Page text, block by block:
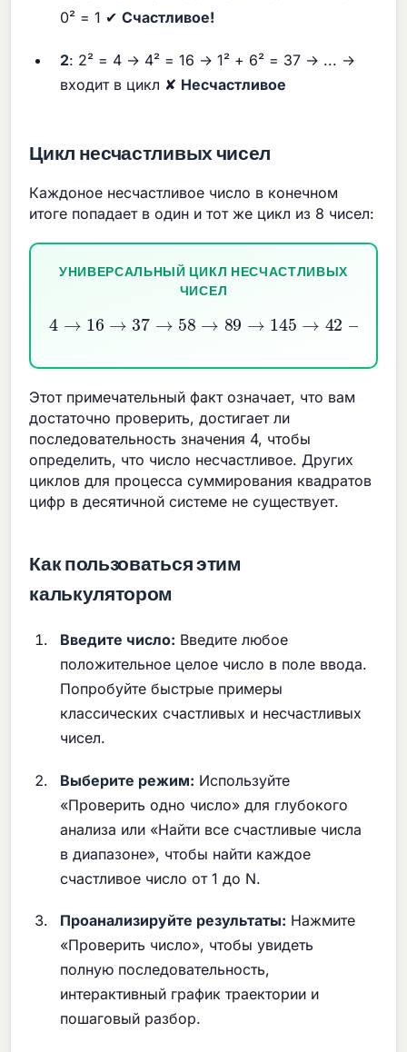
0² = 1 ✔Счастливое!
2: 2² = 4 → 4² = 16 → 1² + 6² = 37 → ... →
входит в цикл ✘ Несчастливое
Цикл несчастливых чисел
Каждоное несчастливое число в конечном
итоге попадает в один и тот же цикл из 8 чисел:
УНИВЕРСАЛЬНЫЙ ЦИКЛ НЕСЧАСТЛИВЫХ
ЧИСЕЛ
4 →16→ 37→ 58 →89→145→ 42 → 20→
Этот примечательный факт означает, что вам
достаточно проверить, достигает ли
последовательность значения 4, чтобы
определить, что число несчастливое. Других
циклов для процесса суммирования квадратов
цифр в десятичной системе не существует.
Как пользоваться этим
калькулятором
Введите число: Введите любое
положительное целое число в поле ввода.
Попробуйте быстрые примеры
классических счастливых и несчастливых
чисел.
Выберите режим: Используйте
«Проверить одно число» для глубокого
анализа или «Найти все счастливые числа
в диапазоне», чтобы найти каждое
счастливое число от 1 до N.
Проанализируйте результаты: Нажмите
«Проверить число», чтобы увидеть
полную последовательность,
интерактивный график траектории и
пошаговый разбор.